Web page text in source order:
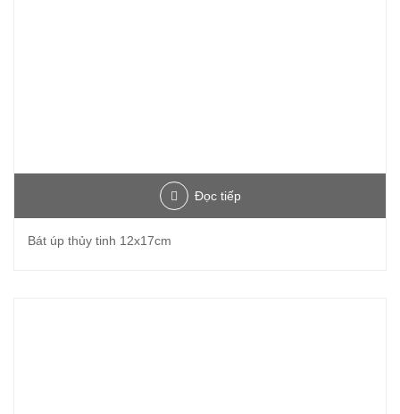
Đọc tiếp
Bát úp thủy tinh 12x17cm